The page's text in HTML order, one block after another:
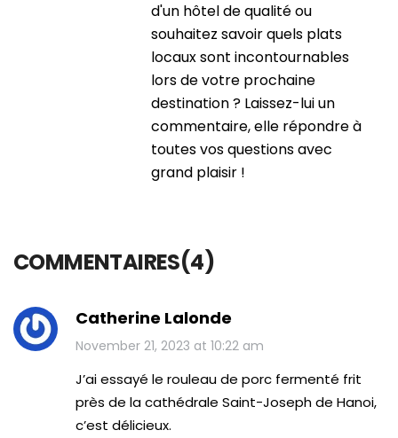
d'un hôtel de qualité ou
souhaitez savoir quels plats
locaux sont incontournables
lors de votre prochaine
destination ? Laissez-lui un
commentaire, elle répondre à
toutes vos questions avec
grand plaisir !
COMMENTAIRES(4)
Catherine Lalonde
November 21, 2023 at 10:22 am
J’ai essayé le rouleau de porc fermenté frit
près de la cathédrale Saint-Joseph de Hanoi,
c’est délicieux.